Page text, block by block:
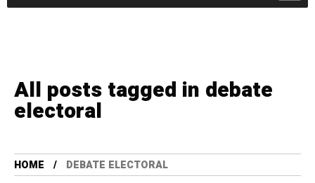
All posts tagged in debate
electoral
HOME DEBATE ELECTORAL